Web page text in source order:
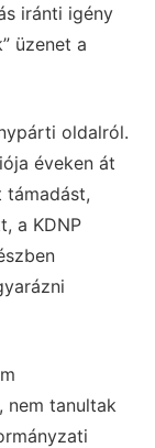
iránti igény
üzenet a
oldalról.
éveken át
a KDNP
tanultak